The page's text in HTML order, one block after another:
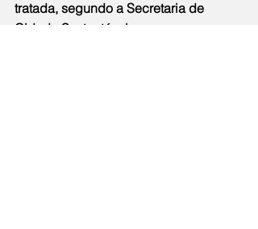
tratada, segundo a Secretaria de
Cidade Sustentável.